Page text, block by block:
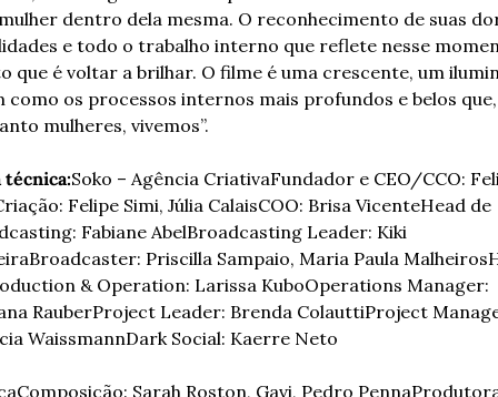
dentro dela mesma. O reconhecimento de suas
e todo o trabalho interno que reflete nesse
que é voltar a brilhar. O filme é uma crescente, um
como os processos internos mais profundos e belos que,
mulheres, vivemos”.
técnica:Soko – Agência CriativaFundador e CEO/CCO:
Felipe Simi, Júlia CalaisCOO: Brisa VicenteHead de
Fabiane AbelBroadcasting Leader: Kiki
Broadcaster: Priscilla Sampaio, Maria Paula Malheiros
& Operation: Larissa KuboOperations Manager:
RauberProject Leader: Brenda ColauttiProject
WaissmannDark Social: Kaerre Neto
Composição: Sarah Roston, Gavi, Pedro Penna